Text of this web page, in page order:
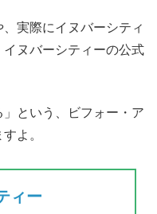
実際にイヌバーシティ
ヌバーシティーの公式
」という、ビフォー・ア
よ。
ィー